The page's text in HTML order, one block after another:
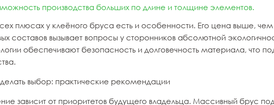
производства больших по длине и толщине элементов.
плюсах у клеёного бруса есть и особенности. Его цена выше,
составов вызывает вопросы у сторонников абсолютной
обеспечивают безопасность и долговечность материала, что
выбор: практические рекомендации
зависит от приоритетов будущего владельца. Массивный брус